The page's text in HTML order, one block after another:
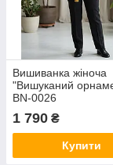
Вишиванка жіноча
"Вишуканий
BN-0026
1 790 ₴
Купити